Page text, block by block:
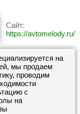
Сайт:
https://avtomelody.ru/
на
мы продаем
проводим
с
на